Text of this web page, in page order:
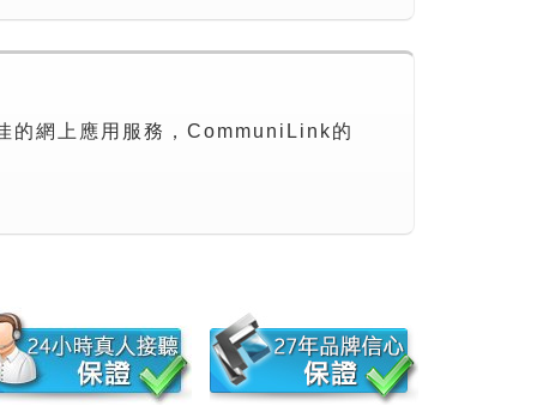
的網上應用服務，CommuniLink的